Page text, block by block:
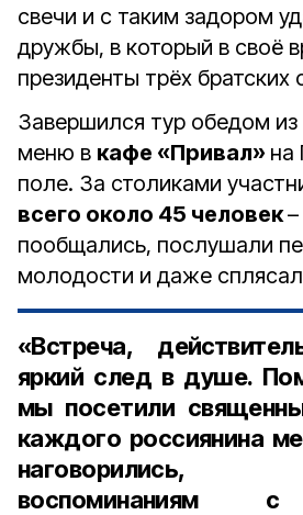
свечи и с таким задором
дружбы, в который в своё
президенты трёх братских
Завершился тур обедом из
меню в кафе «Привал» на
поле. За столиками
всего около 45 человек
пообщались, послушали
молодости и даже
«Встреча,
яркий след в душе.
мы посетили
каждого россиянина
наговорились,
воспоминаниям